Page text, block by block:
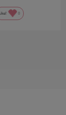
Like! 0